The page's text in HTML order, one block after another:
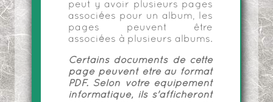
peut y avoir plusieurs pages
associées pour un album, les
pages peuvent être
associées à plusieurs albums.
Certains documents de cette
page peuvent être au format
PDF. Selon votre équipement
informatique, ils s'afficheront